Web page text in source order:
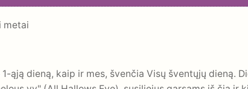
metai
ąją dieną, kaip ir mes, švenčia Visų šventųjų dieną.